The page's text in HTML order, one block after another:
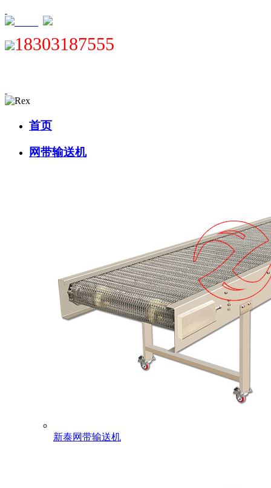
18303187555
首页
网带输送机
新泰网带输送机